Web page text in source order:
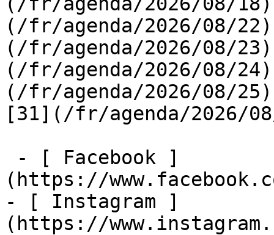
(/fr/agenda/2026/08/
(/fr/agenda/2026/08/
(/fr/agenda/2026/08/
(/fr/agenda/2026/08/
[31](/fr/agenda/
(https://
- [ Instagram ]
(https://